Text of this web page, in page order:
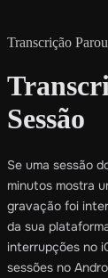
Transcrição
Sessão
Se uma sessão
minutos mostra
gravação foi
da sua
interrupções no
sessões no